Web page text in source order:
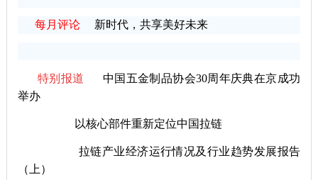
每月评论 新时代，共享美好未来
特别报道
中国五金制品协会30周年庆典在京成功
举办
以核心部件重新定位中国拉链
拉链产业经济运行情况及行业趋势发展报告
（上）